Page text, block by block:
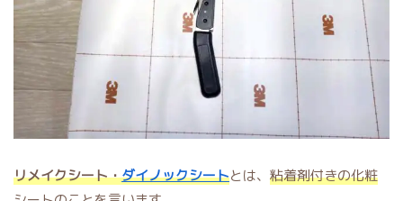
リメイクシート・ダイノックシートとは、 粘着剤付きの化粧